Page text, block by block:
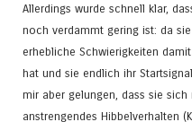
Allerdings wurde schnell klar,
noch verdammt gering ist: da
erhebliche Schwierigkeiten
hat und sie endlich ihr
mir aber gelungen, dass sie
anstrengendes Hibbelverhalten